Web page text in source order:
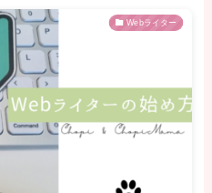
Webライター